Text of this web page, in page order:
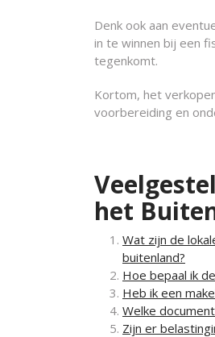
Denk ook aan
in te winnen bij een
tegenkomt.
Kortom, het
voorbereiding en
het
Wat zijn de
buitenland?
Hoe bepaal ik
Heb ik een
Welke
Zijn er